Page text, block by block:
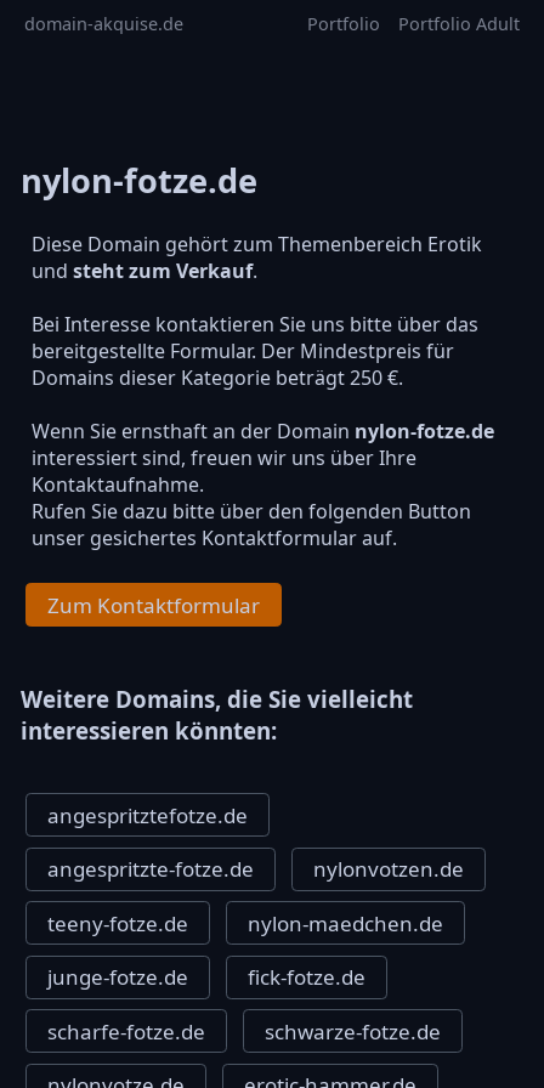
domain-akquise.de Portfolio Portfolio Adult
nylon-fotze.de
Diese Domain gehört zum Themenbereich Erotik
und steht zum Verkauf.
Bei Interesse kontaktieren Sie uns bitte über das
bereitgestellte Formular. Der Mindestpreis für
Domains dieser Kategorie beträgt 250 €.
Wenn Sie ernsthaft an der Domain nylon-fotze.de
interessiert sind, freuen wir uns über Ihre
Kontaktaufnahme.
Rufen Sie dazu bitte über den folgenden Button
unser gesichertes Kontaktformular auf.
Zum Kontaktformular
Weitere Domains, die Sie vielleicht
interessieren könnten:
angespritztefotze.de
angespritzte-fotze.de
nylonvotzen.de
teeny-fotze.de
nylon-maedchen.de
junge-fotze.de
fick-fotze.de
scharfe-fotze.de
schwarze-fotze.de